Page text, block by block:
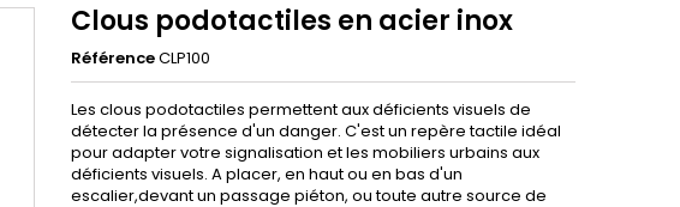
Clous podotactiles en acier inox
RéférenceCLP100
Les clous podotactiles permettent aux déficients visuels de
détecter la présence d'un danger. C'est un repère tactile idéal
pour adapter votre signalisation et les mobiliers urbains aux
déficients visuels. A placer, en haut ou en bas d'un
escalier,devant un passage piéton, ou toute autre source de